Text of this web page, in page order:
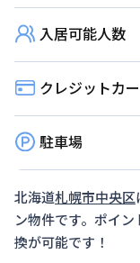
入居可能人数
クレジットカ
駐車場
北海道札幌市中央区
ン物件です。ポイ
換が可能です！